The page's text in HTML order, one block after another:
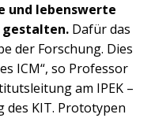
und lebenswerte
gestalten. Dafür das
der Forschung. Dies
ICM“, so Professor
am IPEK –
KIT. Prototypen